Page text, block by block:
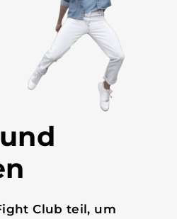
Club teil, um